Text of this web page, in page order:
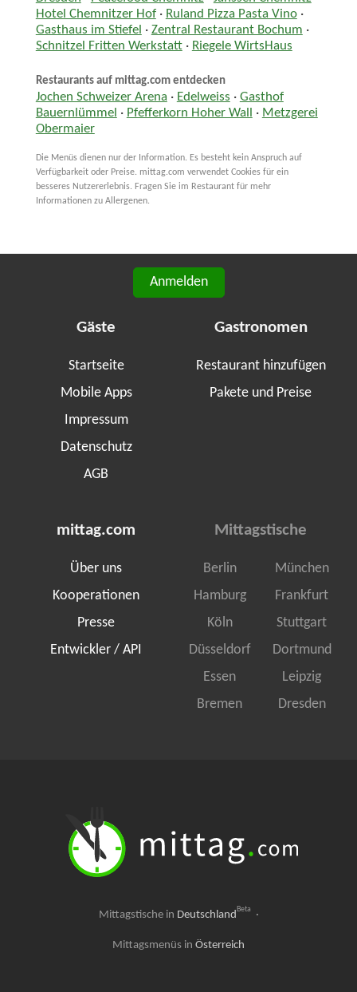
Hotel Chemnitzer Hof· Ruland Pizza Pasta Vino·
Gasthaus im Stiefel · Zentral Restaurant Bochum ·
Schnitzel Fritten Werkstatt· Riegele WirtsHaus
Restaurants auf mittag.com entdecken
Jochen Schweizer Arena · Edelweiss · Gasthof
Bauernlümmel · Pfefferkorn Hoher Wall · Metzgerei
Obermaier
Die Menüs dienen nur der Information. Es besteht kein Anspruch auf
Verfügbarkeit oder Preise. mittag.com verwendet Cookies für ein
besseres Nutzererlebnis. Fragen Sie im Restaurant für mehr
Informationen zu Allergenen.
Anmelden
Gäste
Startseite
Mobile Apps
Impressum
Datenschutz
AGB
Gastronomen
Restaurant hinzufügen
Pakete und Preise
mittag.com
Über uns
Kooperationen
Presse
Entwickler / API
Mittagstische
Berlin
München
Hamburg
Frankfurt
Köln
Stuttgart
Düsseldorf
Dortmund
Essen
Leipzig
Bremen
Dresden
Mittagstische in DeutschlandBeta ·
Mittagsmenüs in Österreich